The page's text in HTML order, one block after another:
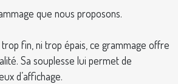
que nous proposons.
trop fin, ni trop épais, ce grammage offre
Sa souplesse lui permet de
d’affichage.